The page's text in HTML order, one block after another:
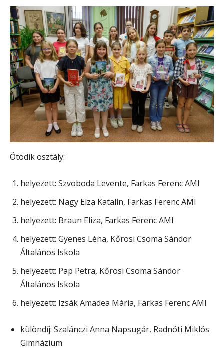
Ötödik osztály:
helyezett: Szvoboda Levente, Farkas Ferenc AMI
helyezett: Nagy Elza Katalin, Farkas Ferenc AMI
helyezett: Braun Eliza, Farkas Ferenc AMI
helyezett: Gyenes Léna, Kőrösi Csoma Sándor
Általános Iskola
helyezett: Pap Petra, Kőrösi Csoma Sándor
Általános Iskola
helyezett: Izsák Amadea Mária, Farkas Ferenc AMI
különdíj: Szalánczi Anna Napsugár, Radnóti Miklós
Gimnázium